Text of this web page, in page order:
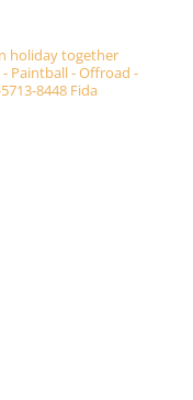
holiday together
Paintball - Offroad -
8448 Fida